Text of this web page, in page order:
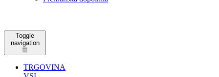
Toggle
navigation
☰
TRGOVINA